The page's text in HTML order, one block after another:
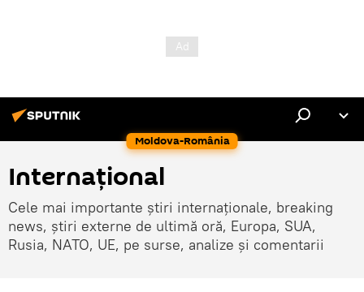
Moldova-România
Internaţional
Cele mai importante știri internaționale, breaking
news, știri externe de ultimă oră, Europa, SUA,
Rusia, NATO, UE, pe surse, analize și comentarii